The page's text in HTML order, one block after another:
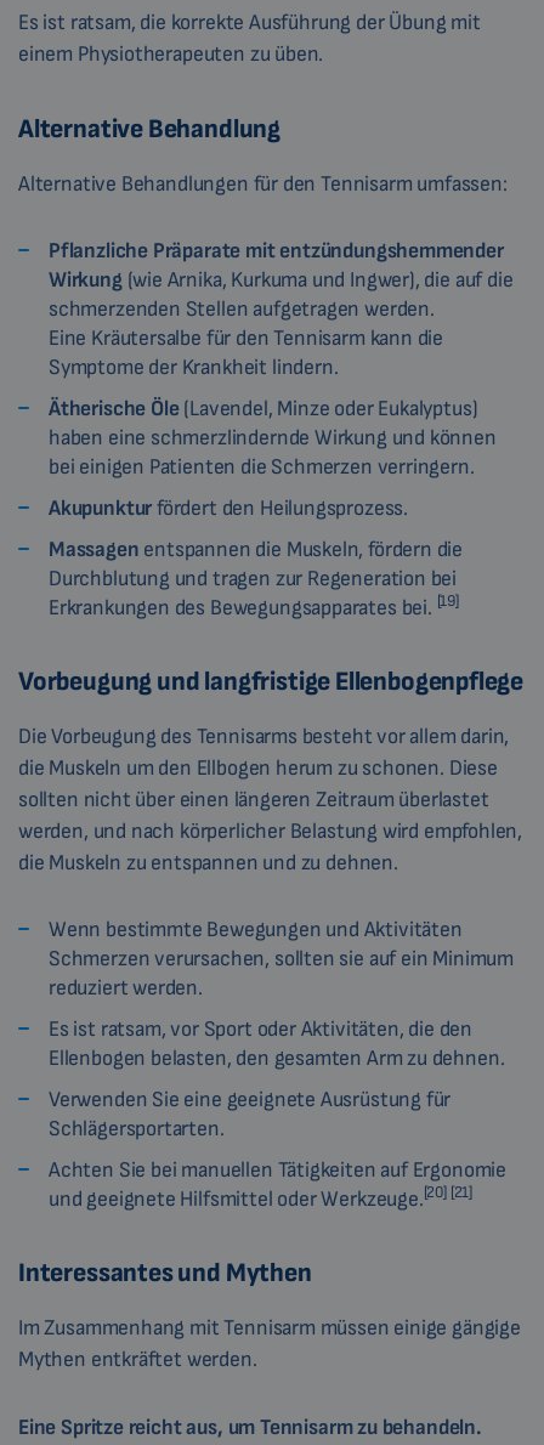
Es ist ratsam, die korrekte Ausführung der Übung mit
einem Physiotherapeuten zu üben.
Alternative Behandlung
Alternative Behandlungen für den Tennisarm umfassen:
Pflanzliche Präparate mit entzündungshemmender
Wirkung(wie Arnika, Kurkuma und Ingwer), die auf die
schmerzenden Stellen aufgetragen werden.
Eine Kräutersalbe für den Tennisarm kann die
Symptome der Krankheit lindern.
Ätherische Öle(Lavendel, Minze oder Eukalyptus)
haben eine schmerzlindernde Wirkung und können
bei einigen Patienten die Schmerzen verringern.
Akupunkturfördert den Heilungsprozess.
Massagen entspannen die Muskeln, fördern die
Durchblutung und tragen zur Regeneration bei
Erkrankungen des Bewegungsapparates bei. [19]
Vorbeugung und langfristige Ellenbogenpflege
Die Vorbeugung des Tennisarms besteht vor allem darin,
die Muskeln um den Ellbogen herum zu schonen. Diese
sollten nicht über einen längeren Zeitraum überlastet
werden, und nach körperlicher Belastung wird empfohlen,
die Muskeln zu entspannen und zu dehnen.
Wenn bestimmte Bewegungen und Aktivitäten
Schmerzen verursachen, sollten sie auf ein Minimum
reduziert werden.
Es ist ratsam, vor Sport oder Aktivitäten, die den
Ellenbogen belasten, den gesamten Arm zu dehnen.
Verwenden Sie eine geeignete Ausrüstung für
Schlägersportarten.
Achten Sie bei manuellen Tätigkeiten auf Ergonomie
und geeignete Hilfsmittel oder Werkzeuge.[20] [21]
Interessantes und Mythen
Im Zusammenhang mit Tennisarm müssen einige gängige
Mythen entkräftet werden.
Eine Spritze reicht aus, um Tennisarm zu behandeln.